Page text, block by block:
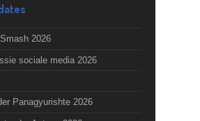
2026
sociale media 2026
Panagyurishte 2026